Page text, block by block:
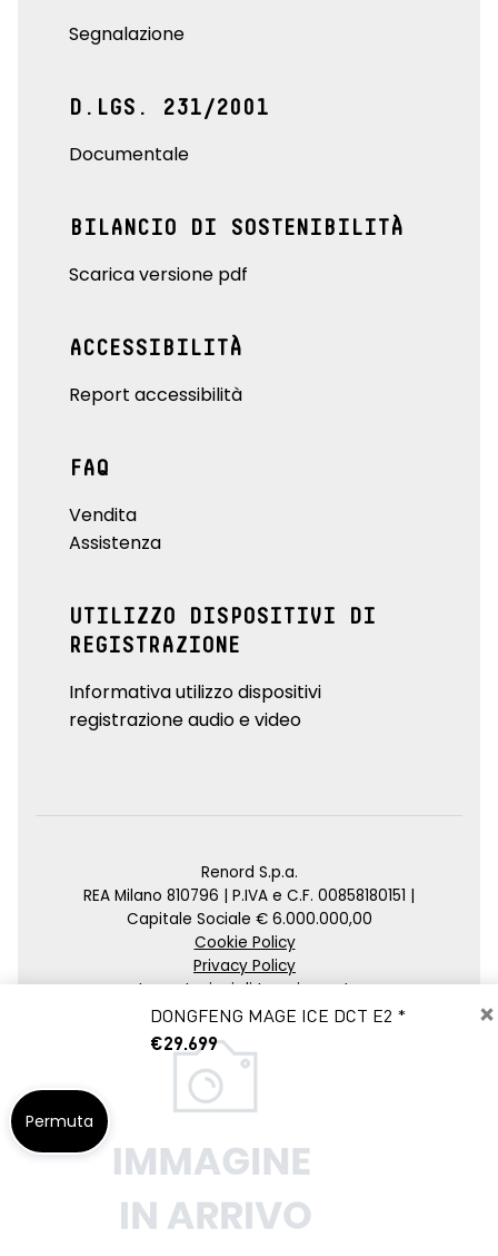
×
DONGFENG MAGE ICE DCT E2 *
€29.699
Segnalazione
D.LGS. 231/2001
Documentale
BILANCIO DI SOSTENIBILITÀ
Scarica versione pdf
ACCESSIBILITÀ
Report accessibilità
FAQ
Vendita
Assistenza
UTILIZZO DISPOSITIVI DI
REGISTRAZIONE
Informativa utilizzo dispositivi
registrazione audio e video
Renord S.p.a.
REA Milano 810796 | P.IVA e C.F. 00858180151 |
Capitale Sociale € 6.000.000,00
Cookie Policy
Privacy Policy
Impostazioni di tracciamento
Agenzia SEO
Permuta